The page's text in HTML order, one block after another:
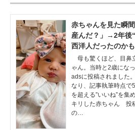
赤ちゃんを見た
産んだ？」→2年後
西洋人だったのか
母も驚くほど、目鼻
ゃん。当時と2歳にな
adsに投稿されました
なり、記事執筆時点で
を超える”いいね”を集
キリした赤ちゃん 投
の…